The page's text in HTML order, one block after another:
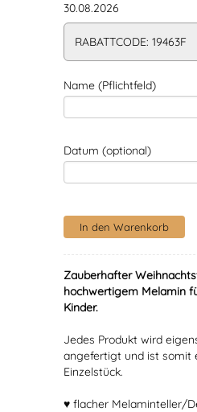
30.08.2026
RABATTCODE: 19463F
Name (Pflichtfeld)
Datum (optional)
Zauberhafter
hochwertigem Melamin
Kinder.
Jedes Produkt wird
angefertigt und ist somit
Einzelstück.
♥ flacher Melaminteller/